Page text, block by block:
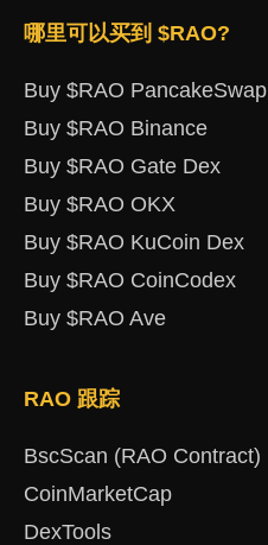
哪里可以买到 $RAO?
Buy $RAO PancakeSwap
Buy $RAO Binance
Buy $RAO Gate Dex
Buy $RAO OKX
Buy $RAO KuCoin Dex
Buy $RAO CoinCodex
Buy $RAO Ave
RAO 跟踪
BscScan (RAO Contract)
CoinMarketCap
DexTools